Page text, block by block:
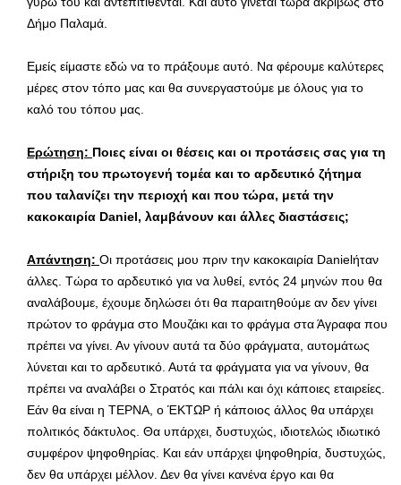
Δήμο Παλαμά.
Εμείς είμαστε εδώ να το πράξουμε αυτό. Να φέρουμε καλύτερες
μέρες στον τόπο μας και θα συνεργαστούμε με όλους για το
καλό του τόπου μας.
Ερώτηση: Ποιες είναι οι θέσεις και οι προτάσεις σας για τη
στήριξη του πρωτογενή τομέα και το αρδευτικό ζήτημα
που ταλανίζει την περιοχή και που τώρα, μετά την
κακοκαιρία Daniel, λαμβάνουν και άλλες διαστάσεις;
Απάντηση: Οι προτάσεις μου πριν την κακοκαιρία Danielήταν
άλλες. Τώρα το αρδευτικό για να λυθεί, εντός 24 μηνών που θα
αναλάβουμε, έχουμε δηλώσει ότι θα παραιτηθούμε αν δεν γίνει
πρώτον το φράγμα στο Μουζάκι και το φράγμα στα Άγραφα που
πρέπει να γίνει. Αν γίνουν αυτά τα δύο φράγματα, αυτομάτως
λύνεται και το αρδευτικό. Αυτά τα φράγματα για να γίνουν, θα
πρέπει να αναλάβει ο Στρατός και πάλι και όχι κάποιες εταιρείες.
Εάν θα είναι η ΤΕΡΝΑ, ο ΈΚΤΩΡ ή κάποιος άλλος θα υπάρχει
πολιτικός δάκτυλος. Θα υπάρχει, δυστυχώς, ιδιοτελώς ιδιωτικό
συμφέρον ψηφοθηρίας. Και εάν υπάρχει ψηφοθηρία, δυστυχώς,
δεν θα υπάρχει μέλλον. Δεν θα γίνει κανένα έργο και θα